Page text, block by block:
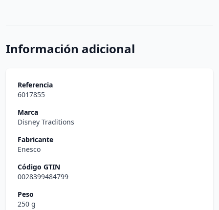
Información adicional
Referencia
6017855
Marca
Disney Traditions
Fabricante
Enesco
Código GTIN
0028399484799
Peso
250 g